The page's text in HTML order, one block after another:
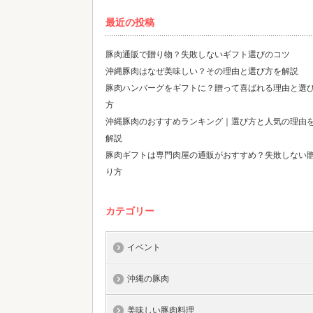
最近の投稿
豚肉通販で贈り物？失敗しないギフト選びのコツ
沖縄豚肉はなぜ美味しい？その理由と選び方を解説
豚肉ハンバーグをギフトに？贈って喜ばれる理由と選
方
沖縄豚肉のおすすめランキング｜選び方と人気の理由
解説
豚肉ギフトは専門肉屋の通販がおすすめ？失敗しない
り方
カテゴリー
イベント
沖縄の豚肉
美味しい豚肉料理